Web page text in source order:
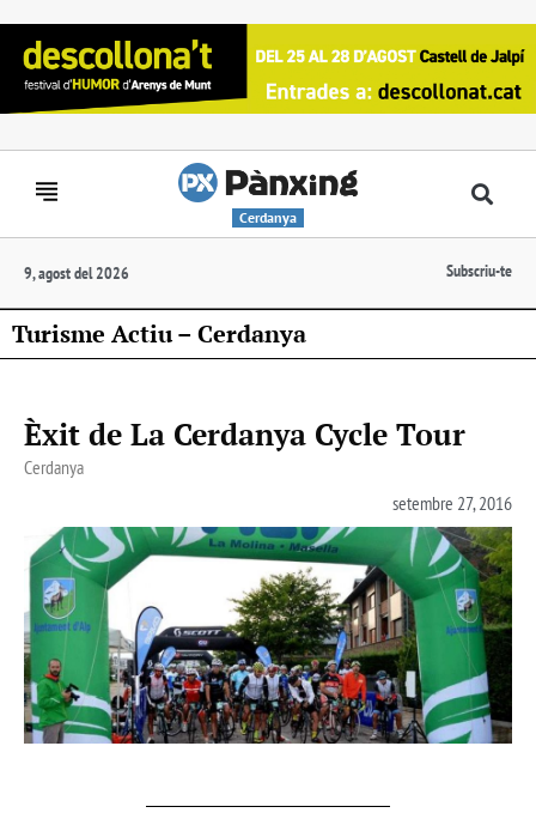
Cerdanya
9, agost del 2026 Subscriu-te
Turisme Actiu – Cerdanya
Èxit de La Cerdanya Cycle Tour
Cerdanya
setembre 27, 2016